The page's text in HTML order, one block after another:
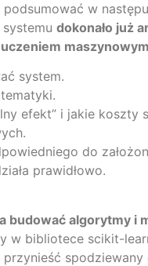
w
dokonało już
system.
efekt” i jakie koszty
do
prawidłowo.
budować algorytmy i
w bibliotece scikit-
spodziewany